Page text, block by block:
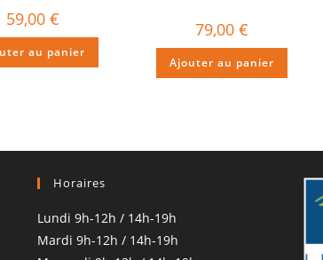
59,00 €
au panier
79,00€
Ajouter au panier
Horaires
Lundi 9h-12h / 14h-19h
Mardi 9h-12h / 14h-19h